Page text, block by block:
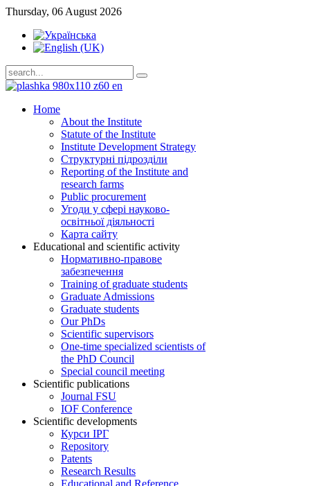
Thursday, 06 August 2026
Home
About the Institute
Statute of the Institute
Institute Development Strategy
Структурні підрозділи
Reporting of the Institute and
research farms
Public procurement
Угоди у сфері науково-
освітньої діяльності
Карта сайту
Educational and scientific activity
Нормативно-правове
забезпечення
Training of graduate students
Graduate Admissions
Graduate students
Our PhDs
Scientific supervisors
One-time specialized scientists of
the PhD Council
Special council meeting
Scientific publications
Journal FSU
IOF Conference
Scientific developments
Курси ІРГ
Repository
Patents
Research Results
Educational and Reference